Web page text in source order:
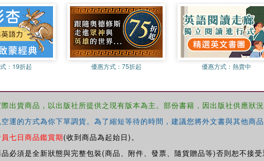
： 19折起 優惠方式：75折起 優惠方式： 熱賣中
出貨商品，以出版社所提供之現有版本為主。部份書籍，因出版社供應狀
運的方式為你下單調貨。為了縮短等待的時間，建議您將外文書與其他商
七日商品鑑賞期(收到商品為起始日)。
必須是全新狀態與完整包裝(商品、附件、發票、隨貨贈品等)否則恕不接受